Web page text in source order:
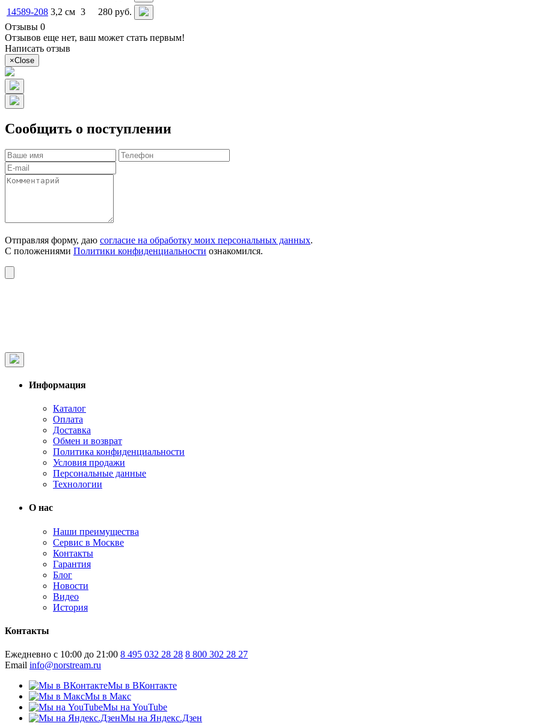
14589-208 3,2 см 3
280 руб.
Отзывы 0
Отзывов еще нет, ваш может стать первым!
Написать отзыв
×Close
Сообщить о поступлении
Отправляя форму, даю согласие на обработку моих персональных данных.
С положениями Политики конфиденциальности ознакомился.
Информация
Каталог
Оплата
Доставка
Обмен и возврат
Политика конфиденциальности
Условия продажи
Персональные данные
Технологии
О нас
Наши преимущества
Сервис в Москве
Контакты
Гарантия
Блог
Новости
Видео
История
Контакты
Ежедневно с 10:00 до 21:00 8 495 032 28 28 8 800 302 28 27
Email info@norstream.ru
Мы в ВКонтакте
Мы в Макс
Мы на YouTube
Мы на Яндекс.Дзен